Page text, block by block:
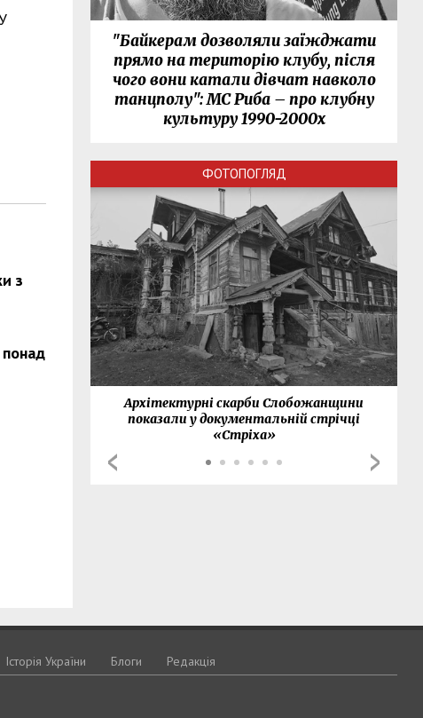
з
"Байкерам дозволяли заїжджати
прямо на територію клубу, після
чого вони катали дівчат навколо
танцполу": МС Риба – про клубну
культуру 1990-2000х
ФОТОПОГЛЯД
Архітектурні скарби Слобожанщини
показали у документальній стрічці
«Стріха»
Історія України Блоги Редакція